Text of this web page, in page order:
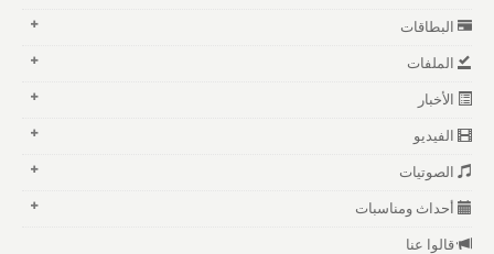
البطاقات
الملفات
الأخبار
الفيديو
الصوتيات
أحداث ومناسبات
قالوا عنا